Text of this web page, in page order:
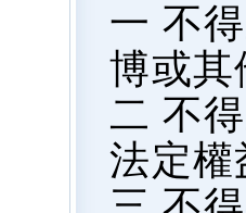
一 不
博或其
二 不
法定權